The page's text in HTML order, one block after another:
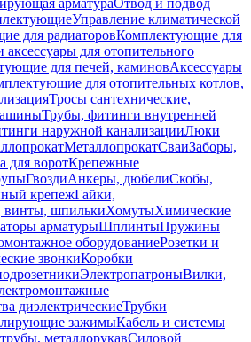
арматураОтвод и подвод
Управление климатической
для радиаторовКомплектующие для
аксессуары для отопительного
для печей, каминовАксессуары
для отопительных котлов,
Тросы сантехнические,
Трубы, фитинги внутренней
наружной канализацииЛюки
МеталлопрокатСваиЗаборы,
для воротКрепежные
ГвоздиАнкеры, дюбелиСкобы,
крепежГайки,
винты, шпилькиХомутыХимические
арматурыШплинтыПружины
оборудованиеРозетки и
звонкиКоробки
ЭлектропатроныВилки,
диэлектрическиеТрубки
зажимыКабель и системы
металлорукавСиловой